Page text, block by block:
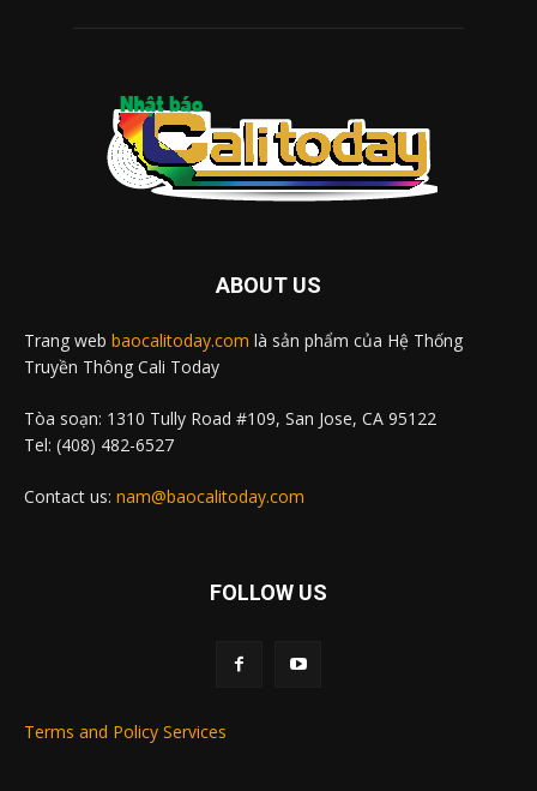
ABOUT US
Trang web baocalitoday.com là sản phẩm của Hệ Thống
Truyền Thông Cali Today
Tòa soạn: 1310 Tully Road #109, San Jose, CA 95122
Tel: (408) 482-6527
Contact us: nam@baocalitoday.com
FOLLOW US
Terms and Policy Services